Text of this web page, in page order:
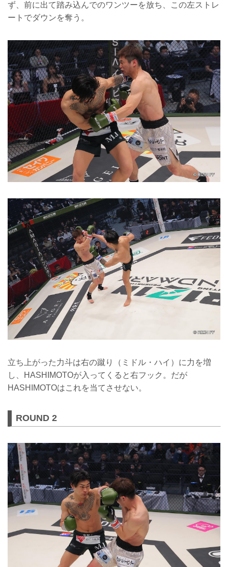
ず、前に出て踏み込んでのワンツーを放ち、この左ストレ
ートでダウンを奪う。
立ち上がった力斗は右の蹴り（ミドル・ハイ）に力を増
し、HASHIMOTOが入ってくると右フック。だが
HASHIMOTOはこれを当てさせない。
ROUND 2